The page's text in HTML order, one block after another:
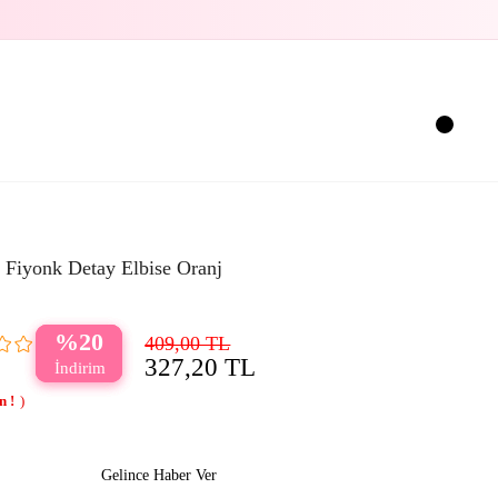
Fiyonk Detay Elbise Oranj
20 409,00 TL
327,20 TL
Gelince Haber Ver